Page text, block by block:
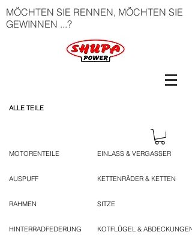
MÖCHTEN SIE RENNEN, MÖCHTEN SIE
GEWINNEN ...?
ALLE TEILE
MOTORENTEILE
AUSPUFF
RAHMEN
HINTERRADFEDERUNG
EINLASS & VERGASSER
KETTENRÄDER & KETTEN
SITZE
KOTFLÜGEL & ABDECKUNGEN